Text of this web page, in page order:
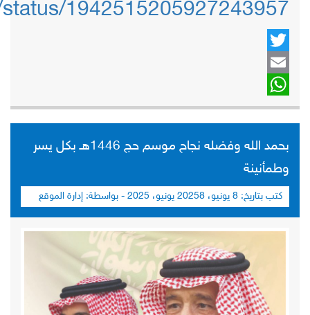
1942515205927243957
Twitter
Email
WhatsApp
بحمد الله وفضله نجاح موسم حج 1446هـ بكل يسر
وطمأنينة
كتب بتاريخ: 8 يونيو، 2025 8 يونيو، 2025 - بواسطة: إدارة الموقع